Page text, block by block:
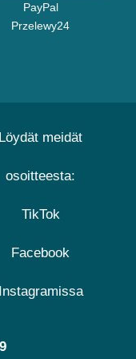
PayPal
Przelewy24
Löydät meidät
osoitteesta:
TikTok
Facebook
Instagramissa